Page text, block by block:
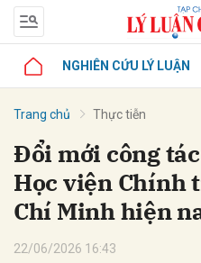
NGHIÊN CỨU LÝ LUẬN
Trang chủ Thực tiễn
Đổi mới công
Học viện Chính
Chí Minh hiện
22/06/2026 16:43